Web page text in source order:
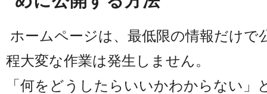
ホームページは、最低限の情報だけで
程大変な作業は発生しません。
「何をどうしたらいいかわからない」